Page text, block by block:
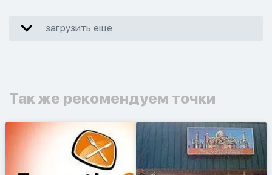
загрузить еще
Так же рекомендуем точки